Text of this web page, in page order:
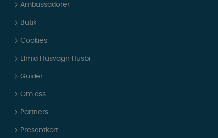
Ambassadörer
Butik
Cookies
Elmia Husvagn Husbil
Guider
Om oss
Partners
Presentkort